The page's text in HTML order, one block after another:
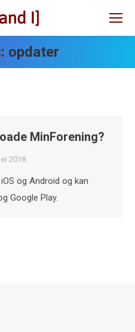
opdater
MinForening?
2018
og Android og kan
Google Play.